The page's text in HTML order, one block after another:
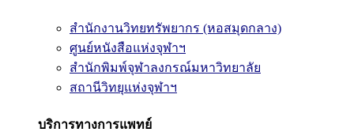
สำนักงานวิทยทรัพยากร (หอสมุดกลาง)
ศูนย์หนังสือแห่งจุฬาฯ
สำนักพิมพ์จุฬาลงกรณ์มหาวิทยาลัย
สถานีวิทยุแห่งจุฬาฯ
บริการทางการแพทย์